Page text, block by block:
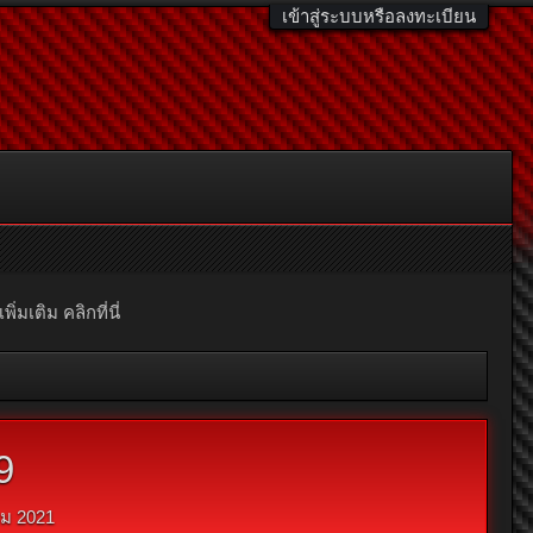
เข้าสู่ระบบหรือลงทะเบียน
พิ่มเติม คลิกที่นี่
2021